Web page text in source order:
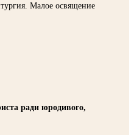
Малое освящение
ради юродивого,